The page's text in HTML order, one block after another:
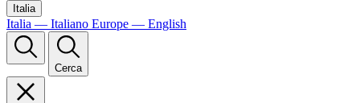
Italia
Italia — Italiano Europe — English
Cerca